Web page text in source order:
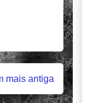
mais antiga